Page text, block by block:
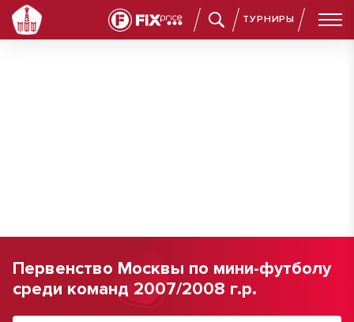
ТУРНИРЫ
Первенство Москвы по мини-футболу
среди команд 2007/2008 г.р.